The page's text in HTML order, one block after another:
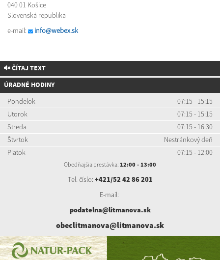
040 01 Košice
Slovenská republika
e-mail:
info@webex.sk
ČÍTAJ TEXT
ÚRADNÉ HODINY
Pondelok
07:15 - 15:15
Utorok
07:15 - 15:15
Streda
07:15 - 16:30
Štvrtok
Nestránkový deň
Piatok
07:15 - 12:00
Obedňajšia prestávka: 12:00 - 13:00
Tel. číslo: +421/52 42 86 201
E-mail:
podatelna@litmanova.sk
obeclitmanova@litmanova.sk